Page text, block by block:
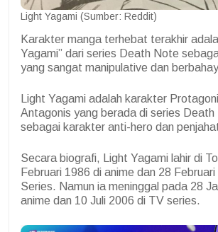
Light Yagami (Sumber: Reddit)
Karakter manga terhebat terakhir
Yagami” dari series Death Note
yang sangat manipulative dan
Light Yagami adalah karakter
Antagonis yang berada di series Death
sebagai karakter anti-hero dan
Secara biografi, Light Yagami lahir di
Februari 1986 di anime dan 28
Series. Namun ia meninggal pada 28
anime dan 10 Juli 2006 di TV series.